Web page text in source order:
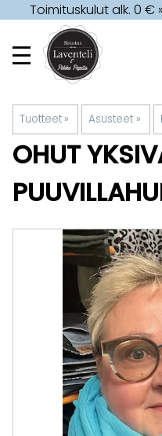
Toimituskulut alk. 0 € »
Tuotteet ‪» Asusteet ‪»
OHUT